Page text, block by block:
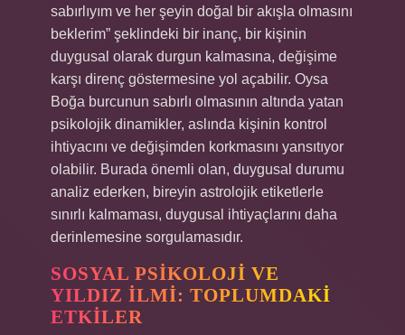
sabırlıyım ve her şeyin doğal bir akışla olmasını
beklerim” şeklindeki bir inanç, bir kişinin
duygusal olarak durgun kalmasına, değişime
karşı direnç göstermesine yol açabilir. Oysa
Boğa burcunun sabırlı olmasının altında yatan
psikolojik dinamikler, aslında kişinin kontrol
ihtiyacını ve değişimden korkmasını yansıtıyor
olabilir. Burada önemli olan, duygusal durumu
analiz ederken, bireyin astrolojik etiketlerle
sınırlı kalmaması, duygusal ihtiyaçlarını daha
derinlemesine sorgulamasıdır.
SOSYAL PSIKOLOJI VE
YILDIZ İLMI: TOPLUMDAKI
ETKILER